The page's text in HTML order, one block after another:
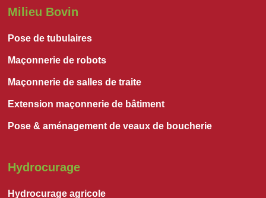
Milieu Bovin
Pose de tubulaires
Maçonnerie de robots
Maçonnerie de salles de traite
Extension maçonnerie de bâtiment
Pose & aménagement de veaux de boucherie
Hydrocurage
Hydrocurage agricole